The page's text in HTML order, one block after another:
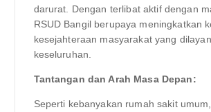
darurat. Dengan terlibat aktif dengan
RSUD Bangil berupaya meningkatkan
kesejahteraan masyarakat yang
keseluruhan.
Tantangan dan Arah Masa Depan:
Seperti kebanyakan rumah sakit